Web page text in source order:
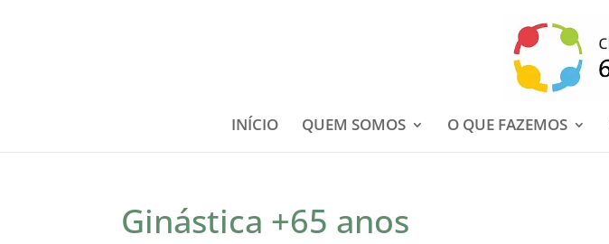
INÍCIO QUEM SOMOS O QUE FAZEMOS
Ginástica +65 anos